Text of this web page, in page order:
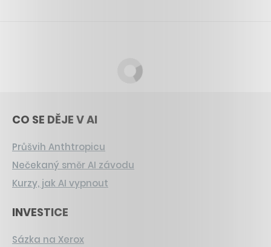
CO SE DĚJE V AI
Průšvih Anthtropicu
Nečekaný směr AI závodu
Kurzy, jak AI vypnout
INVESTICE
Sázka na Xerox